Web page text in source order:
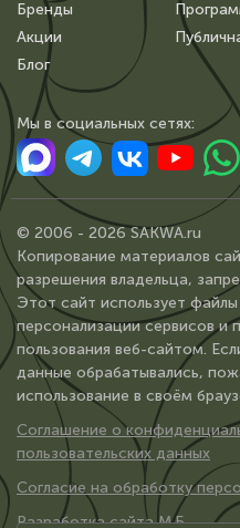
Бренды
Акции
Блог
Мы в сoциальных сетях:
© 2006 - 2026 SAKWA.ru
Копирование материалов
разрешения владельца,
Этот сайт использует
персонализации сервисов и
пользования веб-сайтом.
данные обрабатывались,
использование в своём
Соглашение о
пользовательских данных
Согласие на обработку
Разработка сайта М.Б.